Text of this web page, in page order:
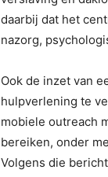
daarbij dat het
nazorg,
Ook de inzet van
hulpverlening te
mobiele outreach
bereiken, onder
Volgens die